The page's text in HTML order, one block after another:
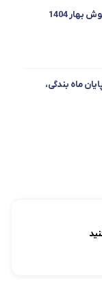
ماه بندگی،